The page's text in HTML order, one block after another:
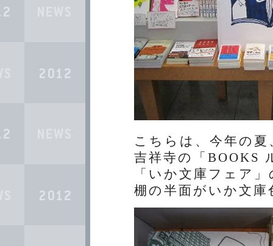
こちらは、今年の夏
吉祥寺の「BOOKS
「いか文庫フェア
棚の半面がいか文